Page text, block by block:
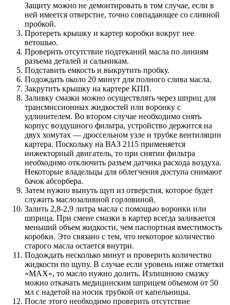
Защиту можно не демонтировать в том случае, если в
ней имеется отверстие, точно совпадающее со сливной
пробкой.
Протереть крышку и картер коробки вокруг нее
ветошью.
Проверить отсутствие подтеканий масла по линиям
разъема деталей и сальникам.
Подставить емкость и выкрутить пробку.
Подождать около 20 минут для полного слива масла.
Закрутить крышку на картере КПП.
Заливку смазки можно осуществлять через шприц для
трансмиссионных жидкостей или воронку с
удлинителем. Во втором случае необходимо снять
корпус воздушного фильтра, устройство держится на
двух хомутах — дроссельном узле и трубке вентиляции
картера. Поскольку на ВАЗ 2115 применяется
инжекторный двигатель, то при снятии фильтра
необходимо отключить разъем датчика расхода воздуха.
Некоторые владельцы для облегчения доступа снимают
бачок абсорбера.
Затем нужно вынуть щуп из отверстия, которое будет
служить маслозаливной горловиной.
Залить 2,8-2,9 литра масла с помощью воронки или
шприца. При смене смазки в картер всегда заливается
меньший объем жидкости, чем паспортная вместимость
коробки. Это связано с тем, что некоторое количество
старого масла остается внутри.
Подождать несколько минут и проверить количество
жидкости по щупу. В случае если уровень ниже отметки
«МАХ», то масло нужно долить. Излишнюю смазку
можно откачать медицинским шприцем объемом от 50
мл с надетой на носик трубкой от капельницы.
После этого необходимо проверить отсутствие